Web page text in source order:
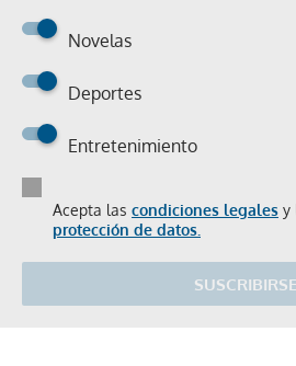
Novelas
Deportes
Entretenimiento
Acepta las condiciones legales y
protección de datos.
SUSCRIBIRSE